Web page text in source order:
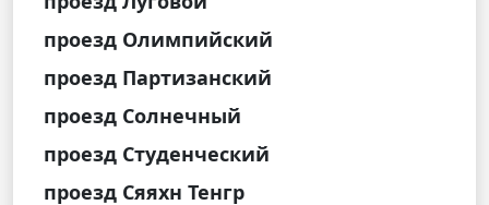
проезд Олимпийский
проезд Партизанский
проезд Солнечный
проезд Студенческий
проезд Сяяхн Тенгр